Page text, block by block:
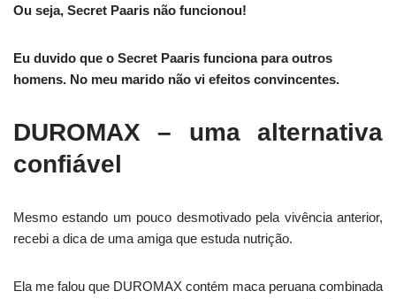
Ou seja, Secret Paaris não funcionou!
Eu duvido que o Secret Paaris funciona para outros
homens. No meu marido não vi efeitos convincentes.
DUROMAX – uma alternativa
confiável
Mesmo estando um pouco desmotivado pela vivência anterior,
recebi a dica de uma amiga que estuda nutrição.
Ela me falou que DUROMAX contém maca peruana combinada